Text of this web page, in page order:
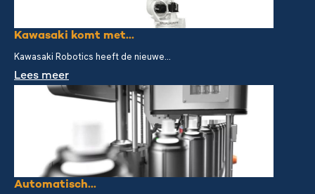
Kawasaki komt met...
Kawasaki Robotics heeft de nieuwe...
Lees meer
Automatisch...